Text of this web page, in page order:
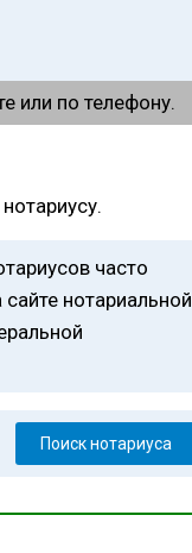
или по телефону.
часто
нотариальной
Поиск нотариуса